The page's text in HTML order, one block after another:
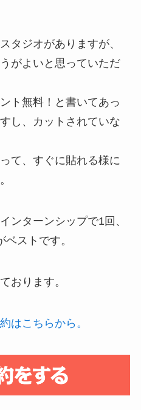
タジオがありますが、
がよいと思っていただ
ト無料！と書いてあっ
し、カットされていな
て、すぐに貼れる様に
ンターンシップで1回、
ストです。
おります。
はこちらから。